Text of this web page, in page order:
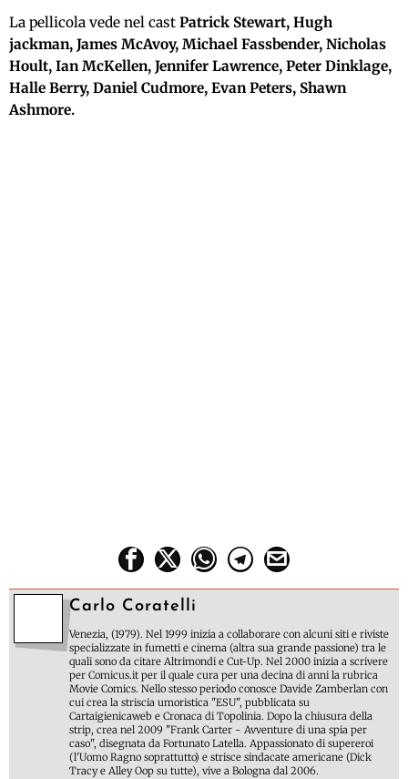
La pellicola vede nel cast Patrick Stewart, Hugh
jackman, James McAvoy, Michael Fassbender, Nicholas
Hoult, Ian McKellen, Jennifer Lawrence, Peter Dinklage,
Halle Berry, Daniel Cudmore, Evan Peters, Shawn
Ashmore.
Carlo Coratelli
Venezia, (1979). Nel 1999 inizia a collaborare con alcuni siti e riviste
specializzate in fumetti e cinema (altra sua grande passione) tra le
quali sono da citare Altrimondi e Cut-Up. Nel 2000 inizia a scrivere
per Comicus.it per il quale cura per una decina di anni la rubrica
Movie Comics. Nello stesso periodo conosce Davide Zamberlan con
cui crea la striscia umoristica "ESU", pubblicata su
Cartaigienicaweb e Cronaca di Topolinia. Dopo la chiusura della
strip, crea nel 2009 "Frank Carter - Avventure di una spia per
caso", disegnata da Fortunato Latella. Appassionato di supereroi
(l'Uomo Ragno soprattutto) e strisce sindacate americane (Dick
Tracy e Alley Oop su tutte), vive a Bologna dal 2006.